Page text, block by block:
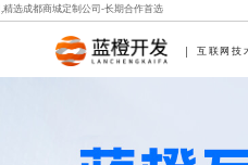
选成都商城定制公司-长期合作首选
互联网技